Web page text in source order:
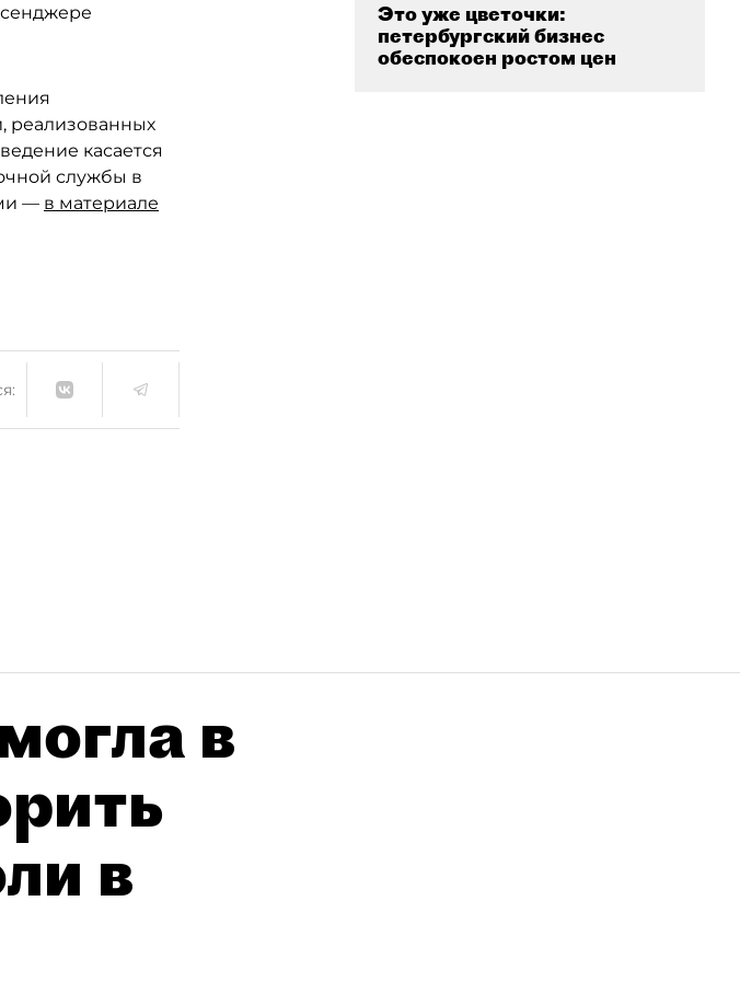
реализованных
касается
службы в
— в материале
Это уже цветочки:
петербургский бизнес
обеспокоен ростом цен
в
в